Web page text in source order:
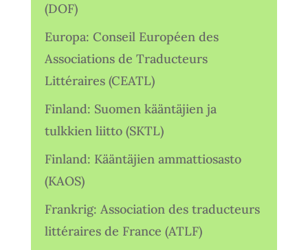
(DOF)
Europa: Conseil Européen des
Associations de Traducteurs
Littéraires (CEATL)
Finland: Suomen kääntäjien ja
tulkkien liitto (SKTL)
Finland: Kääntäjien ammattiosasto
(KAOS)
Frankrig: Association des traducteurs
littéraires de France (ATLF)